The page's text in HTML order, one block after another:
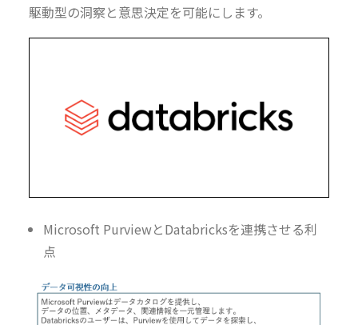
駆動型の洞察と意思決定を可能にします。
Microsoft PurviewとDatabricksを連携させる利
点